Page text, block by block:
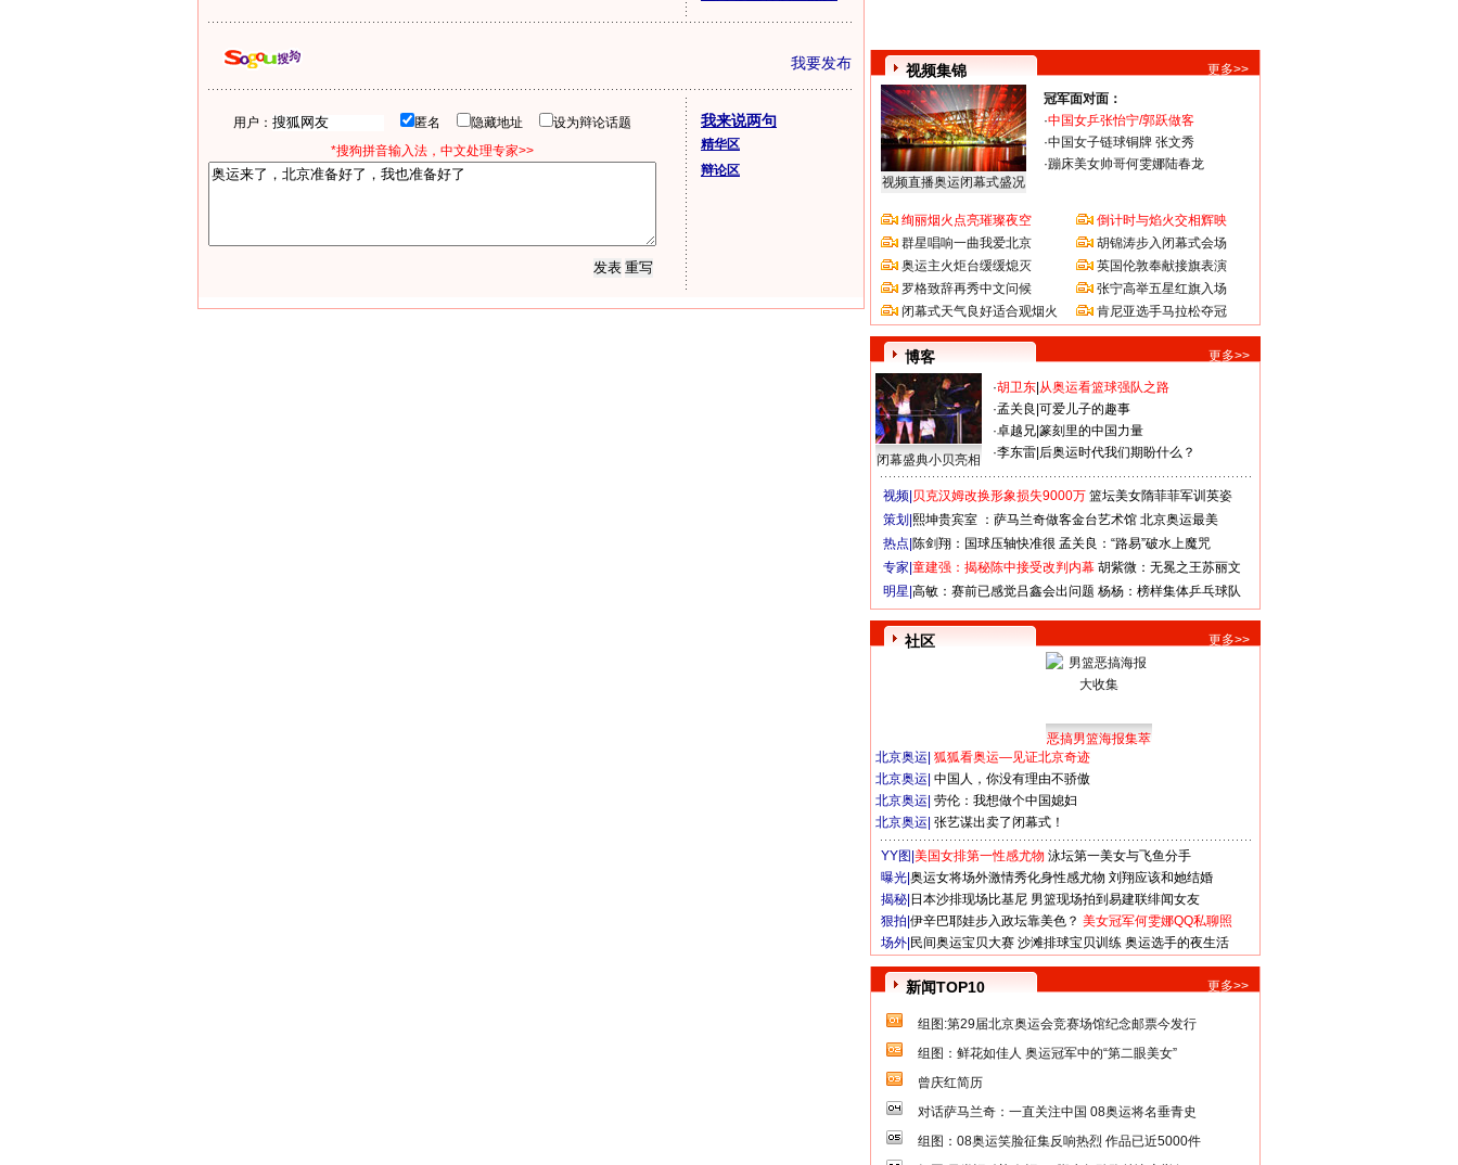
我要发布
用户： 匿名 隐藏地址
设为辩论话题
*搜狗拼音输入法，中文处理专家>>
我来说两句
精华区
辩论区
视频集锦 更多>>
视频直播奥运闭幕式盛况
冠军面对面：
·中国女乒张怡宁/郭跃做客
·中国女子链球铜牌 张文秀
·蹦床美女帅哥何雯娜陆春龙
绚丽烟火点亮璀璨夜空
群星唱响一曲我爱北京
奥运主火炬台缓缓熄灭
罗格致辞再秀中文问候
闭幕式天气良好适合观烟火
倒计时与焰火交相辉映
胡锦涛步入闭幕式会场
英国伦敦奉献接旗表演
张宁高举五星红旗入场
肯尼亚选手马拉松夺冠
博客 更多>>
闭幕盛典小贝亮相
·胡卫东 从奥运看篮球强队之路
·孟关良 可爱儿子的趣事
·卓越兄 篆刻里的中国力量
·李东雷 后奥运时代我们期盼什么？
视频| 贝克汉姆改换形象损失9000万 篮坛美女隋菲菲军训英姿
策划| 熙坤贵宾室 ：萨马兰奇做客金台艺术馆 北京奥运最美
热点| 陈剑翔：国球压轴快准很 孟关良：“路易”破水上魔咒
专家| 童建强：揭秘陈中接受改判内幕 胡紫微：无冕之王苏丽文
明星| 高敏：赛前已感觉吕鑫会出问题 杨杨：榜样集体乒乓球队
社区 更多>>
恶搞男篮海报集萃
北京奥运 狐狐看奥运—见证北京奇迹
北京奥运 中国人，你没有理由不骄傲
北京奥运 劳伦：我想做个中国媳妇
北京奥运 张艺谋出卖了闭幕式！
YY图| 美国女排第一性感尤物 泳坛第一美女与飞鱼分手
曝光| 奥运女将场外激情秀化身性感尤物 刘翔应该和她结婚
揭秘| 日本沙排现场比基尼 男篮现场拍到易建联绯闻女友
狠拍| 伊辛巴耶娃步入政坛靠美色？ 美女冠军何雯娜QQ私聊照
场外| 民间奥运宝贝大赛 沙滩排球宝贝训练 奥运选手的夜生活
新闻TOP10 更多>>
组图:第29届北京奥运会竞赛场馆纪念邮票今发行
组图：鲜花如佳人 奥运冠军中的“第二眼美女”
曾庆红简历
对话萨马兰奇：一直关注中国 08奥运将名垂青史
组图：08奥运笑脸征集反响热烈 作品已近5000件